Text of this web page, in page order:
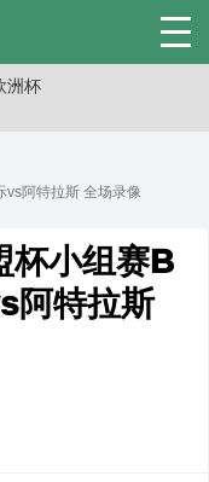
洲杯
阿特拉斯 全场录像
杯小组赛B
阿特拉斯